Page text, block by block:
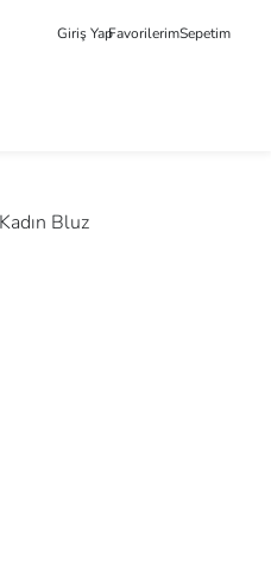
Giriş YapFavorilerimSepetim
Bluz